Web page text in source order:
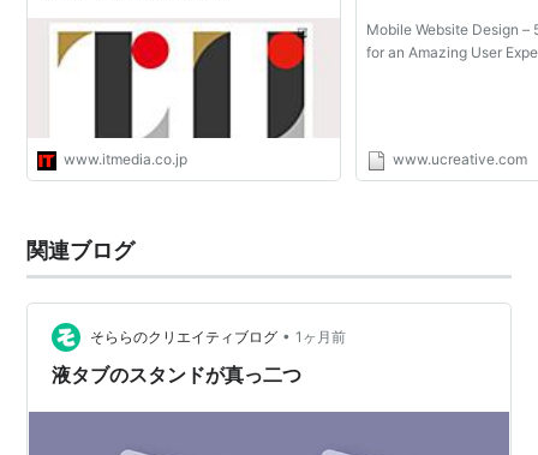
www.itmedia.co.jp
Mobile Website Design –
for an Amazing User
www.ucreative.com
関連ブログ
そららのクリエイティブログ • 1ヶ月前
液タブのスタンドが真っ二つ